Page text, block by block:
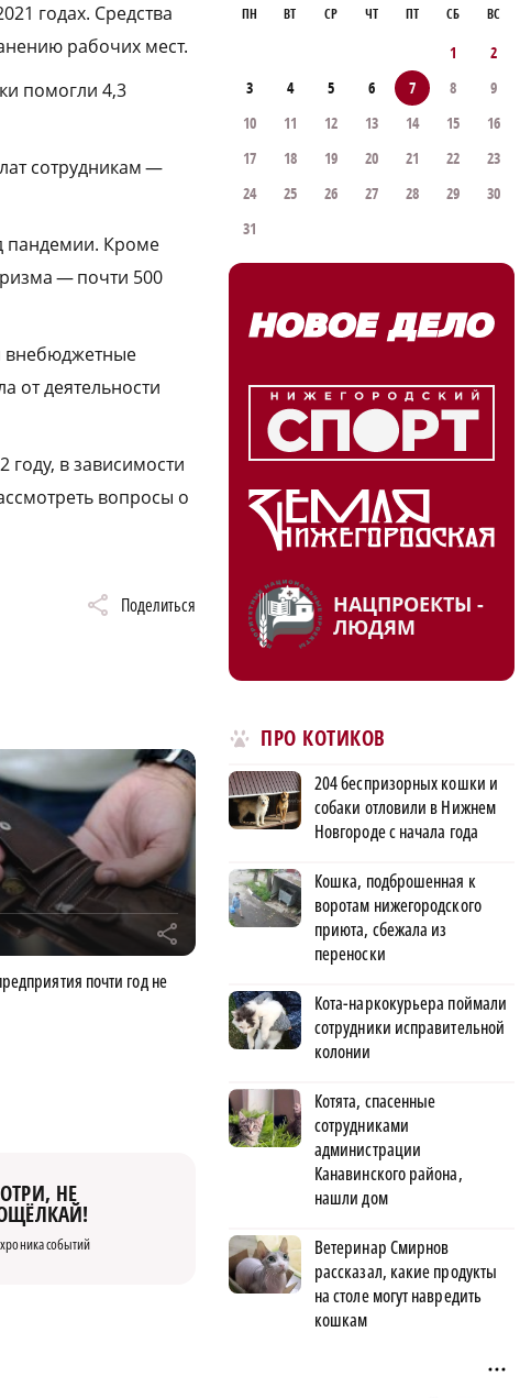
годах. Средства
рабочих мест.
помогли 4,3
сотрудникам —
пандемии. Кроме
— почти 500
внебюджетные
от деятельности
году, в зависимости
вопросы о
Поделиться
r
почти год не
НЕ
событий
ПН ВТ СР ЧТ ПТ СБ ВС
1
2
3
4 5 6 7 8
9
10
11 12 13 14 15
16
17
18 19 20 21 22
23
24
25 26 27 28 29
30
31
НАЦПРОЕКТЫ -
ЛЮДЯМ
ПРО КОТИКОВ
204 беспризорных кошки и
собаки отловили в Нижнем
Новгороде с начала года
Кошка, подброшенная к
воротам нижегородского
приюта, сбежала из
переноски
Кота-наркокурьера поймали
сотрудники исправительной
колонии
Котята, спасенные
сотрудниками
администрации
Канавинского района,
нашли дом
Ветеринар Смирнов
рассказал, какие продукты
на столе могут навредить
кошкам